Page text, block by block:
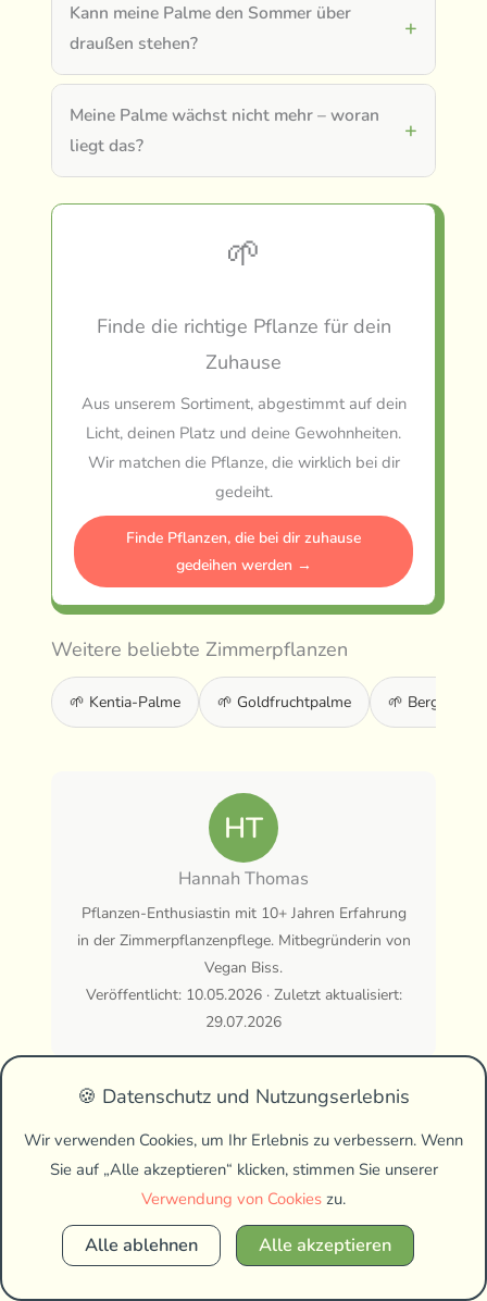
🍪 Datenschutz und Nutzungserlebnis
Wir verwenden Cookies, um Ihr Erlebnis zu verbessern. Wenn
Sie auf „Alle akzeptieren“ klicken, stimmen Sie unserer
Verwendung von Cookies zu.
Alle ablehnen Alle akzeptieren
Kann meine Palme den Sommer über
draußen stehen?
Meine Palme wächst nicht mehr – woran
liegt das?
🌱
Finde die richtige Pflanze für dein
Zuhause
Aus unserem Sortiment, abgestimmt auf dein
Licht, deinen Platz und deine Gewohnheiten.
Wir matchen die Pflanze, die wirklich bei dir
gedeiht.
Finde Pflanzen, die bei dir zuhause
gedeihen werden →
Weitere beliebte Zimmerpflanzen
🌱 Kentia-Palme 🌱 Goldfruchtpalme 🌱 Bergpalme
HT
Hannah Thomas
Pflanzen-Enthusiastin mit 10+ Jahren Erfahrung
in der Zimmerpflanzenpflege. Mitbegründerin von
Vegan Biss.
Veröffentlicht: 10.05.2026 · Zuletzt aktualisiert:
29.07.2026
Teilen: